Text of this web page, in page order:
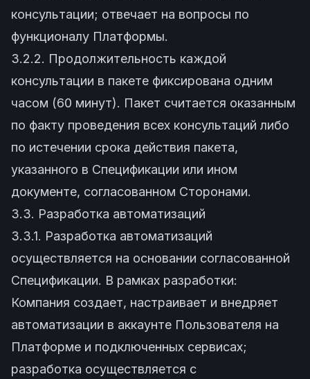
консультации; отвечает на вопросы по
функционалу Платформы.
3.2.2. Продолжительность каждой
консультации в пакете фиксирована одним
часом (60 минут). Пакет считается оказанным
по факту проведения всех консультаций либо
по истечении срока действия пакета,
указанного в Спецификации или ином
документе, согласованном Сторонами.
3.3. Разработка автоматизаций
3.3.1. Разработка автоматизаций
осуществляется на основании согласованной
Спецификации. В рамках разработки:
Компания создает, настраивает и внедряет
автоматизации в аккаунте Пользователя на
Платформе и подключенных сервисах;
разработка осуществляется с